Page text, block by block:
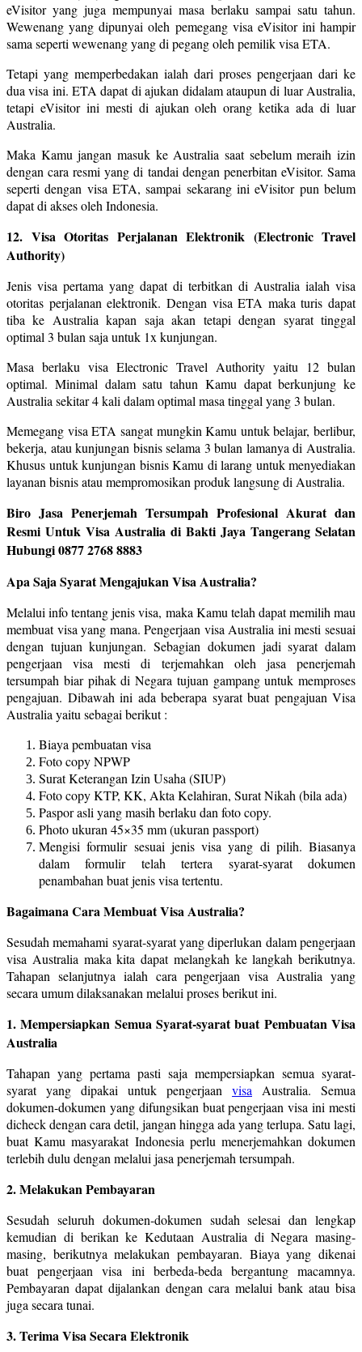
eVisitor yang juga mempunyai masa berlaku sampai satu tahun.
Wewenang yang dipunyai oleh pemegang visa eVisitor ini hampir
sama seperti wewenang yang di pegang oleh pemilik visa ETA.
Tetapi yang memperbedakan ialah dari proses pengerjaan dari ke
dua visa ini. ETA dapat di ajukan didalam ataupun di luar Australia,
tetapi eVisitor ini mesti di ajukan oleh orang ketika ada di luar
Australia.
Maka Kamu jangan masuk ke Australia saat sebelum meraih izin
dengan cara resmi yang di tandai dengan penerbitan eVisitor. Sama
seperti dengan visa ETA, sampai sekarang ini eVisitor pun belum
dapat di akses oleh Indonesia.
12. Visa Otoritas Perjalanan Elektronik (Electronic Travel
Authority)
Jenis visa pertama yang dapat di terbitkan di Australia ialah visa
otoritas perjalanan elektronik. Dengan visa ETA maka turis dapat
tiba ke Australia kapan saja akan tetapi dengan syarat tinggal
optimal 3 bulan saja untuk 1x kunjungan.
Masa berlaku visa Electronic Travel Authority yaitu 12 bulan
optimal. Minimal dalam satu tahun Kamu dapat berkunjung ke
Australia sekitar 4 kali dalam optimal masa tinggal yang 3 bulan.
Memegang visa ETA sangat mungkin Kamu untuk belajar, berlibur,
bekerja, atau kunjungan bisnis selama 3 bulan lamanya di Australia.
Khusus untuk kunjungan bisnis Kamu di larang untuk menyediakan
layanan bisnis atau mempromosikan produk langsung di Australia.
Biro Jasa Penerjemah Tersumpah Profesional Akurat dan
Resmi Untuk Visa Australia di Bakti Jaya Tangerang Selatan
Hubungi 0877 2768 8883
Apa Saja Syarat Mengajukan Visa Australia?
Melalui info tentang jenis visa, maka Kamu telah dapat memilih mau
membuat visa yang mana. Pengerjaan visa Australia ini mesti sesuai
dengan tujuan kunjungan. Sebagian dokumen jadi syarat dalam
pengerjaan visa mesti di terjemahkan oleh jasa penerjemah
tersumpah biar pihak di Negara tujuan gampang untuk memproses
pengajuan. Dibawah ini ada beberapa syarat buat pengajuan Visa
Australia yaitu sebagai berikut :
Biaya pembuatan visa
Foto copy NPWP
Surat Keterangan Izin Usaha (SIUP)
Foto copy KTP, KK, Akta Kelahiran, Surat Nikah (bila ada)
Paspor asli yang masih berlaku dan foto copy.
Photo ukuran 45×35 mm (ukuran passport)
Mengisi formulir sesuai jenis visa yang di pilih. Biasanya
dalam formulir telah tertera syarat-syarat dokumen
penambahan buat jenis visa tertentu.
Bagaimana Cara Membuat Visa Australia?
Sesudah memahami syarat-syarat yang diperlukan dalam pengerjaan
visa Australia maka kita dapat melangkah ke langkah berikutnya.
Tahapan selanjutnya ialah cara pengerjaan visa Australia yang
secara umum dilaksanakan melalui proses berikut ini.
1. Mempersiapkan Semua Syarat-syarat buat Pembuatan Visa
Australia
Tahapan yang pertama pasti saja mempersiapkan semua syarat-
syarat yang dipakai untuk pengerjaan visa Australia. Semua
dokumen-dokumen yang difungsikan buat pengerjaan visa ini mesti
dicheck dengan cara detil, jangan hingga ada yang terlupa. Satu lagi,
buat Kamu masyarakat Indonesia perlu menerjemahkan dokumen
terlebih dulu dengan melalui jasa penerjemah tersumpah.
2. Melakukan Pembayaran
Sesudah seluruh dokumen-dokumen sudah selesai dan lengkap
kemudian di berikan ke Kedutaan Australia di Negara masing-
masing, berikutnya melakukan pembayaran. Biaya yang dikenai
buat pengerjaan visa ini berbeda-beda bergantung macamnya.
Pembayaran dapat dijalankan dengan cara melalui bank atau bisa
juga secara tunai.
3. Terima Visa Secara Elektronik